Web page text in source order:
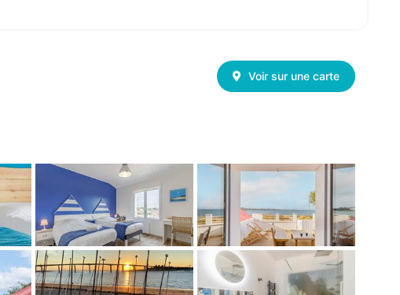
Voir sur une carte